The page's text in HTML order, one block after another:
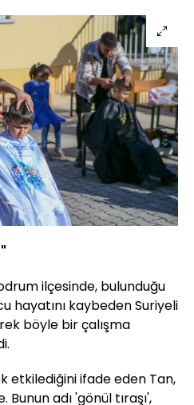
ilçesinde, bulunduğu
hayatını kaybeden Suriyeli
böyle bir çalışma
etkilediğini ifade eden Tan,
Bunun adı 'gönül tıraşı',